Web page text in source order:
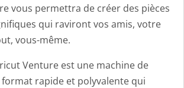
vous permettra de créer des pièces
qui raviront vos amis, votre
vous-même.
Venture est une machine de
rapide et polyvalente qui